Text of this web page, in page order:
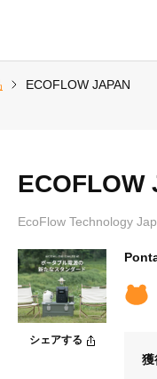
ECOFLOW JAPAN
ECOFLOW
EcoFlow Technology
シェアする
獲